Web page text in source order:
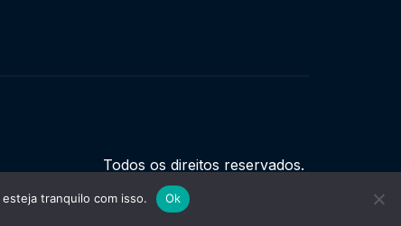
Todos os direitos reservados.
tranquilo com isso. Ok